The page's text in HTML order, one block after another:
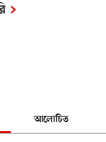
আলোচিত